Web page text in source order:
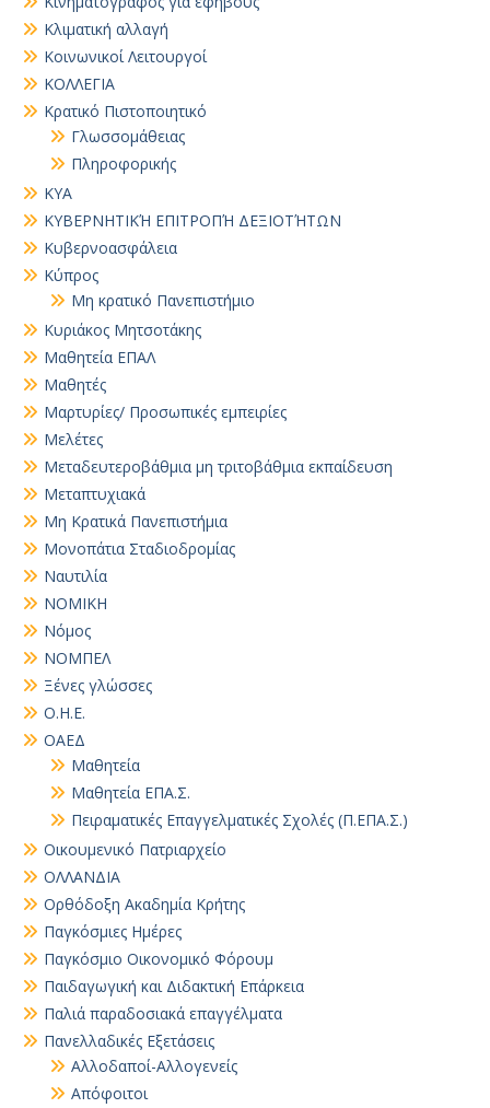
Κλιματική αλλαγή
Κοινωνικοί Λειτουργοί
ΚΟΛΛΕΓΙΑ
Κρατικό Πιστοποιητικό
Γλωσσομάθειας
Πληροφορικής
ΚΥΑ
ΚΥΒΕΡΝΗΤΙΚΉ ΕΠΙΤΡΟΠΉ ΔΕΞΙΟΤΉΤΩΝ
Κυβερνοασφάλεια
Κύπρος
Μη κρατικό Πανεπιστήμιο
Κυριάκος Μητσοτάκης
Μαθητεία ΕΠΑΛ
Μαθητές
Μαρτυρίες/ Προσωπικές εμπειρίες
Μελέτες
Μεταδευτεροβάθμια μη τριτοβάθμια εκπαίδευση
Μεταπτυχιακά
Μη Κρατικά Πανεπιστήμια
Μονοπάτια Σταδιοδρομίας
Ναυτιλία
ΝΟΜΙΚΗ
Νόμος
ΝΟΜΠΕΛ
Ξένες γλώσσες
Ο.Η.Ε.
ΟΑΕΔ
Μαθητεία
Μαθητεία ΕΠΑ.Σ.
Πειραματικές Επαγγελματικές Σχολές (Π.ΕΠΑ.Σ.)
Οικουμενικό Πατριαρχείο
ΟΛΛΑΝΔΙΑ
Ορθόδοξη Ακαδημία Κρήτης
Παγκόσμιες Ημέρες
Παγκόσμιο Οικονομικό Φόρουμ
Παιδαγωγική και Διδακτική Επάρκεια
Παλιά παραδοσιακά επαγγέλματα
Πανελλαδικές Εξετάσεις
Αλλοδαποί-Αλλογενείς
Απόφοιτοι